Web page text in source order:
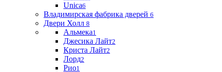
Unica6
Владимирская фабрика дверей 6
Двери Холл 8
Альмека1
Джесика Лайт2
Криста Лайт2
Лорд2
Рио1